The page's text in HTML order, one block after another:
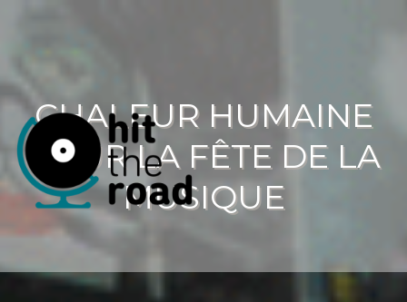
CHALEUR HUMAINE
POUR LA FÊTE DE LA
MUSIQUE